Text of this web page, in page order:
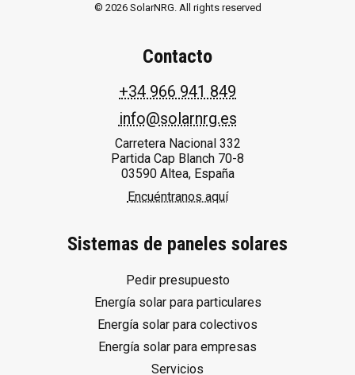
© 2026 SolarNRG. All rights reserved
Contacto
+34 966 941 849
info@solarnrg.es
Carretera Nacional 332
Partida Cap Blanch 70-8
03590 Altea, España
Encuéntranos aquí
Sistemas de paneles solares
Pedir presupuesto
Energía solar para particulares
Energía solar para colectivos
Energía solar para empresas
Servicios